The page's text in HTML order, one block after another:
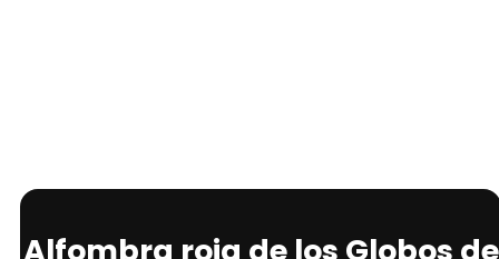
Alfombra roja de los Globos de